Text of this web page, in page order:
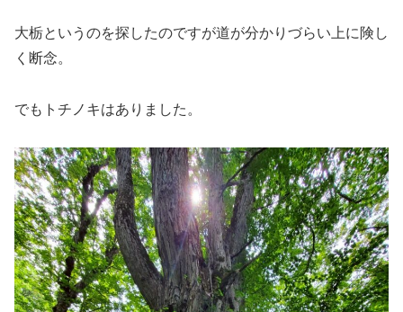
大栃というのを探したのですが道が分かりづらい上に険し
く断念。
でもトチノキはありました。